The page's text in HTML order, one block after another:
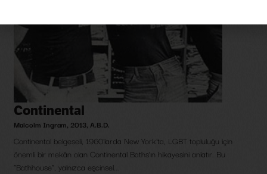
Continental
Malcolm Ingram, 2013, A.B.D.
Continental belgeseli, 1960'larda New York'ta, LGBT topluluğu için
önemli bir mekân olan Continental Baths’ın hikayesini anlatır. Bu
"Bathhouse", yalnızca eşcinsel...